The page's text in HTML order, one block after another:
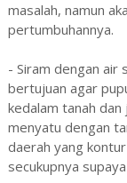
masalah, namun
pertumbuhannya.
- Siram dengan air
bertujuan agar
kedalam tanah
menyatu dengan
daerah yang
secukupnya